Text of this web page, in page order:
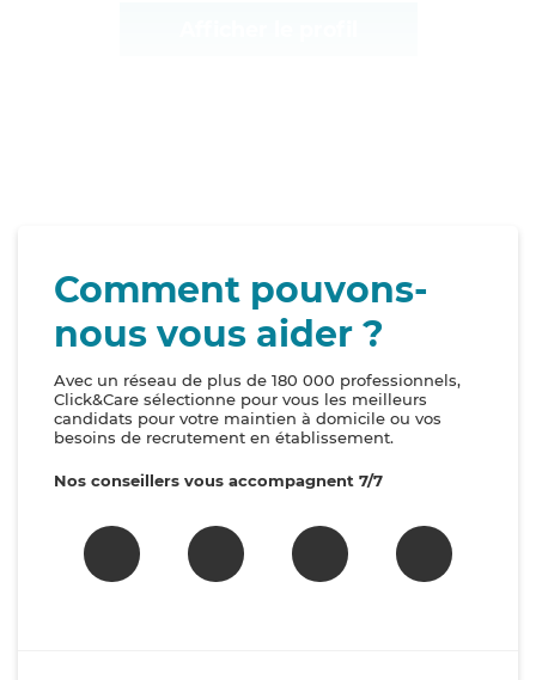
Comment pouvons-
nous vous aider ?
Avec un réseau de plus de 180 000 professionnels,
Click&Care sélectionne pour vous les meilleurs
candidats pour votre maintien à domicile ou vos
besoins de recrutement en établissement.
Nos conseillers vous accompagnent 7/7